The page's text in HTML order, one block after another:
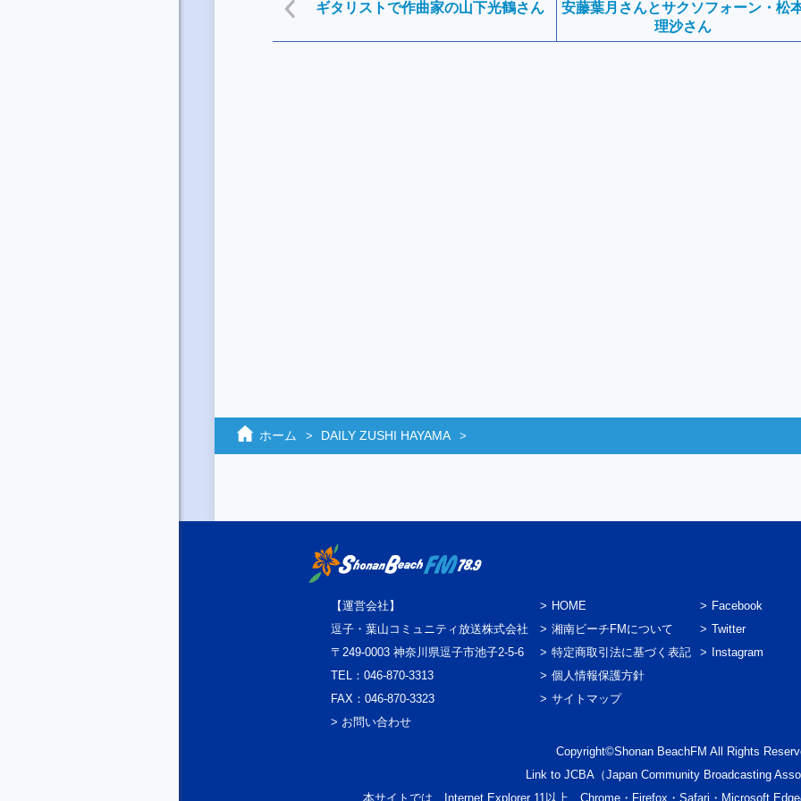
ギタリストで作曲家の山下光鶴さん
安藤葉月さんとサクソフォーン・松
理沙さん
ホーム DAILY ZUSHI HAYAMA
【運営会社】
逗子・葉山コミュニティ放送株式会社
〒249-0003 神奈川県逗子市池子2-5-6
TEL：046-870-3313
FAX：046-870-3323
> お問い合わせ
HOME
湘南ビーチFMについて
特定商取引法に基づく表記
個人情報保護方針
サイトマップ
Facebook
Twitter
Instagram
Copyright©Shonan BeachFM All Rights
Link to JCBA（Japan Community Broadcasting
本サイトでは、Internet Explorer 11以上、Chrome・Firefox・Safari・Microsoft